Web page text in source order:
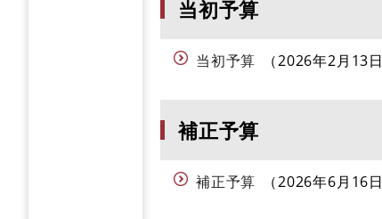
当初予算
当初予算 2026年2月13日
補正予算
補正予算 2026年6月16日